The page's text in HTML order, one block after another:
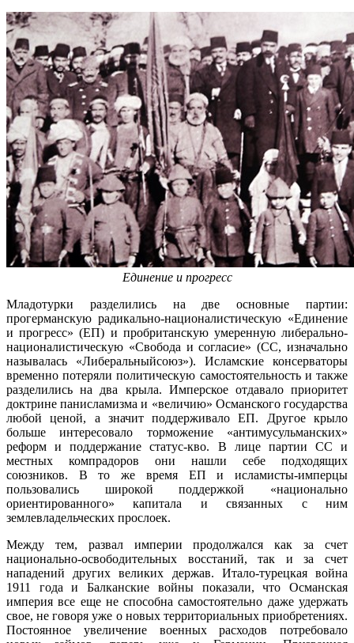
Единение и прогресс
Младотурки разделились на две основные партии:
прогерманскую радикально-националистическую «Единение
и прогресс» (ЕП) и пробританскую умеренную либерально-
националистическую «Свобода и согласие» (СС, изначально
называлась «Либеральныйсоюз»). Исламские консерваторы
временно потеряли политическую самостоятельность и также
разделились на два крыла. Имперское отдавало приоритет
доктрине панисламизма и «величию» Османского государства
любой ценой, а значит поддерживало ЕП. Другое крыло
больше интересовало торможение «антимусульманских»
реформ и поддержание статус-кво. В лице партии СС и
местных компрадоров они нашли себе подходящих
союзников. В то же время ЕП и исламисты-имперцы
пользовались широкой поддержкой «национально
ориентированного» капитала и связанных с ним
землевладельческих прослоек.
Между тем, развал империи продолжался как за счет
национально-освободительных восстаний, так и за счет
нападений других великих держав. Итало-турецкая война
1911 года и Балканские войны показали, что Османская
империя все еще не способна самостоятельно даже удержать
свое, не говоря уже о новых территориальных приобретениях.
Постоянное увеличение военных расходов потребовало